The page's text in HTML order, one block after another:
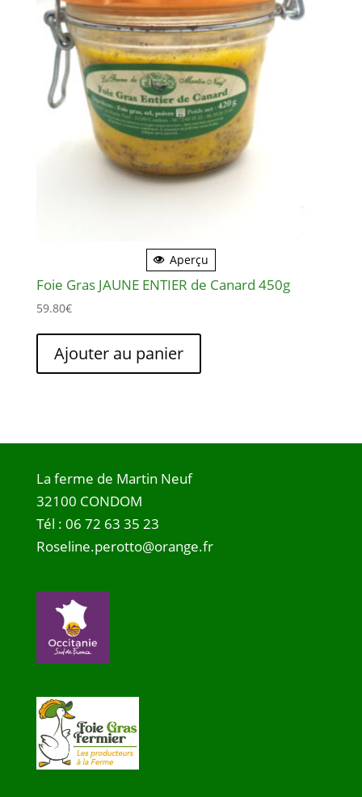
Aperçu
Foie Gras JAUNE ENTIER de Canard 450g
59.80€
Ajouter au panier
La ferme de Martin Neuf
32100 CONDOM
Tél : 06 72 63 35 23
Roseline.perotto@orange.fr